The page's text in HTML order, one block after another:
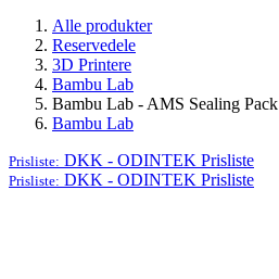
Alle produkter
Reservedele
3D Printere
Bambu Lab
Bambu Lab - AMS Sealing Pack
Bambu Lab
Prisliste: DKK - ODINTEK Prisliste
Prisliste: DKK - ODINTEK Prisliste